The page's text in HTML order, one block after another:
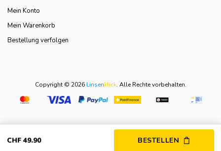
Mein Konto
Mein Warenkorb
Bestellung verfolgen
Copyright © 2026 Linsenklick. Alle Rechte vorbehalten.
CHF 49.90 BESTELLEN